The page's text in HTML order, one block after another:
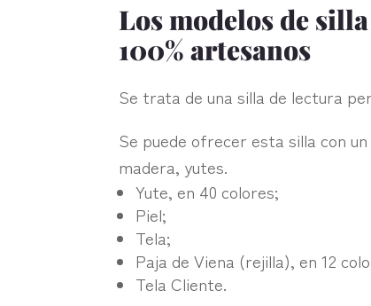
Los modelos de
100% artesanos
Se trata de una silla de lectura
Se puede ofrecer esta silla con
madera, yutes.‎
Yute, en 40 colores;
Piel;
Tela;
Paja de Viena (rejilla), en 12
Tela Cliente.‎